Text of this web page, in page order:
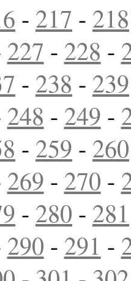
- 217 - 218
227 - 228 -
- 238 - 239
248 - 249 -
- 259 - 260
269 - 270 -
- 280 - 281
290 - 291 -